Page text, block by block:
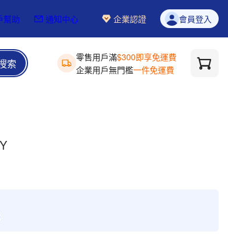
幫助 通知中心 企業認證 會員登入
索 零售用戶滿$300即享免運費
企業用戶無門檻一件免運費